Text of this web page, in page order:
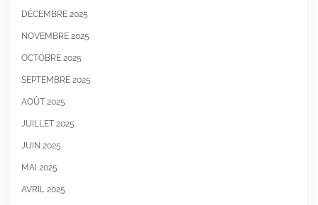
DÉCEMBRE 2025
NOVEMBRE 2025
OCTOBRE 2025
SEPTEMBRE 2025
AOÛT 2025
JUILLET 2025
JUIN 2025
MAI 2025
AVRIL 2025